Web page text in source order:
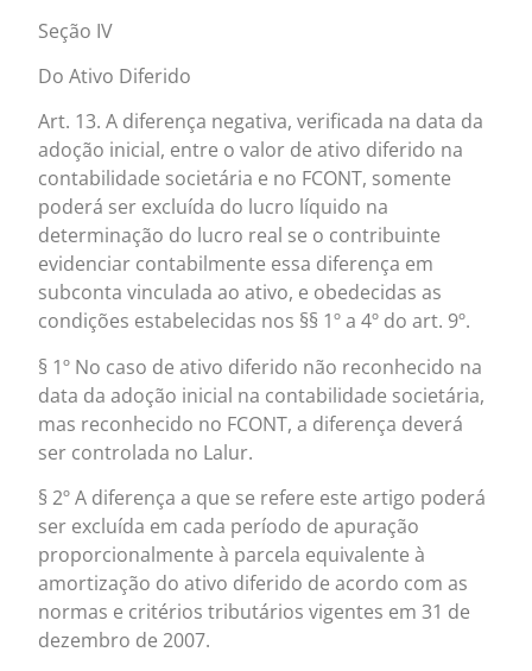
Seção IV
Do Ativo Diferido
Art. 13. A diferença negativa, verificada na data da
adoção inicial, entre o valor de ativo diferido na
contabilidade societária e no FCONT, somente
poderá ser excluída do lucro líquido na
determinação do lucro real se o contribuinte
evidenciar contabilmente essa diferença em
subconta vinculada ao ativo, e obedecidas as
condições estabelecidas nos §§ 1º a 4º do art. 9º.
§ 1º No caso de ativo diferido não reconhecido na
data da adoção inicial na contabilidade societária,
mas reconhecido no FCONT, a diferença deverá
ser controlada no Lalur.
§ 2º A diferença a que se refere este artigo poderá
ser excluída em cada período de apuração
proporcionalmente à parcela equivalente à
amortização do ativo diferido de acordo com as
normas e critérios tributários vigentes em 31 de
dezembro de 2007.